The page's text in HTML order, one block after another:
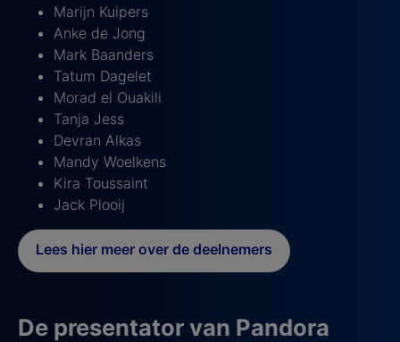
Marijn Kuipers
Anke de Jong
Mark Baanders
Tatum Dagelet
Morad el Ouakili
Tanja Jess
Devran Alkas
Mandy Woelkens
Kira Toussaint
Jack Plooij
Lees hier meer over de deelnemers
De presentator van Pandora